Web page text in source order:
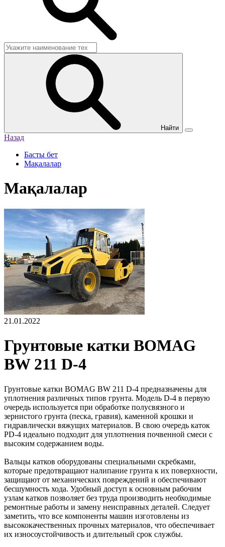
Найти
Назад
Басты бет
Мақалалар
Мақалалар
21.01.2022
Грунтовые катки BOMAG
BW 211 D-4
Грунтовые катки BOMAG BW 211 D-4 предназначены для
уплотнения различных типов грунта. Модель D-4 в первую
очередь используется при обработке полусвязного и
зернистого грунта (песка, гравия), каменной крошки и
гидравлически вяжущих материалов. В свою очередь каток
PD-4 идеально подходит для уплотнения почвенной смеси с
высоким содержанием воды.
Вальцы катков оборудованы специальными скребками,
которые предотвращают налипание грунта к их поверхности,
защищают от механических повреждений и обеспечивают
бесшумность хода. Удобный доступ к основным рабочим
узлам катков позволяет без труда производить необходимые
ремонтные работы и замену неисправных деталей. Следует
заметить, что все компоненты машин изготовлены из
высококачественных прочных материалов, что обеспечивает
их износоустойчивость и длительный срок службы.